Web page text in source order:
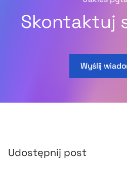
Skontaktuj
Wyślij
Udostępnij post